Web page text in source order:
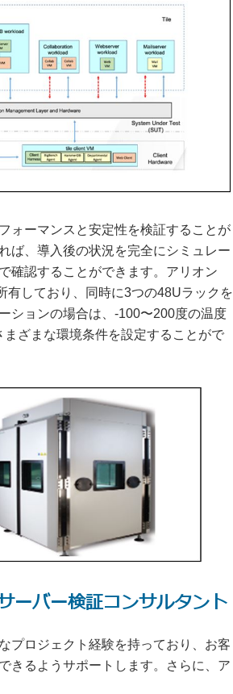
ォーマンスと安定性を検証することが
ば、導入後の状況を完全にシミュレー
確認することができます。アリオン
有しており、同時に3つの48Uラックを
ションの場合は、-100〜200度の温度
ざまな環境条件を設定することがで
バー検証コンサルタント
プロジェクト経験を持っており、お客
きるようサポートします。さらに、ア